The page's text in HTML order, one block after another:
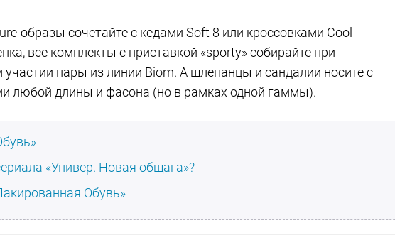
образы сочетайте с кедами Soft 8 или кроссовками Cool
все комплекты с приставкой «sporty» собирайте при
участии пары из линии Biom. А шлепанцы и сандалии носите с
любой длины и фасона (но в рамках одной гаммы).
«Универ. Новая общага»?
Обувь»